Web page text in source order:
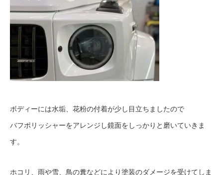
ボディーには水垢、花粉の付着が少し目立ちましたので
バフポリッシャーをアレンジし鏡面をしっかりと磨いていきま
す。
ホコリ、雨や雪、鳥の糞などにより塗装のダメージを受けてしま